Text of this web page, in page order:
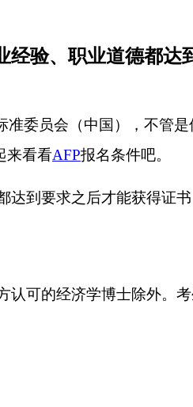
验、职业道德都达
委员会（中国），不管
来看看AFP报名条件吧。
到要求之后才能获得证
可的经济学博士除外。